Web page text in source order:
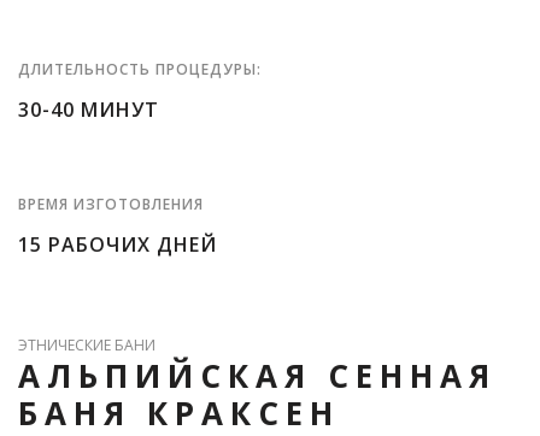
ДЛИТЕЛЬНОСТЬ ПРОЦЕДУРЫ:
30-40 МИНУТ
ВРЕМЯ ИЗГОТОВЛЕНИЯ
15 РАБОЧИХ ДНЕЙ
ЭТНИЧЕСКИЕ БАНИ
АЛЬПИЙСКАЯ СЕННАЯ
БАНЯ КРАКСЕН